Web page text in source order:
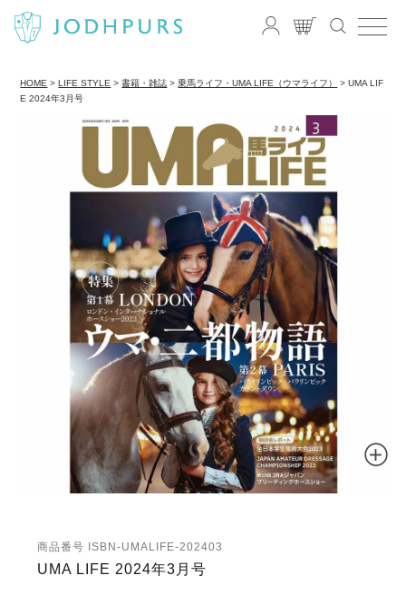
HOME LIFE STYLE 書籍・雑誌 乗馬ライフ・UMA LIFE（ウマライフ）
UMA LIF
E 2024年3月号
商品番号 ISBN-UMALIFE-202403
UMA LIFE 2024年3月号